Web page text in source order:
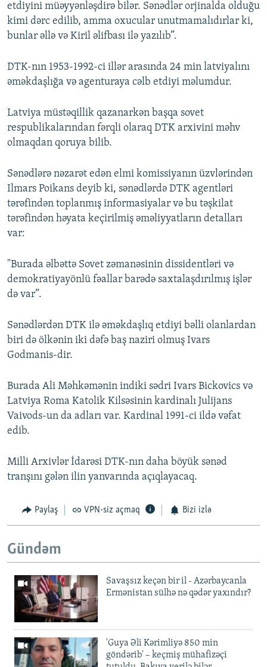
etdiyini müəyyənləşdirə bilər. Sənədlər orjinalda olduğu
kimi dərc edilib, amma oxucular unutmamalıdırlar ki,
bunlar əllə və Kiril əlifbası ilə yazılıb”.
DTK-nın 1953-1992-ci illər arasında 24 min latviyalını
əməkdaşlığa və agenturaya cəlb etdiyi məlumdur.
Latviya müstəqillik qazanarkən başqa sovet
respublikalarından fərqli olaraq DTK arxivini məhv
olmaqdan qoruya bilib.
Sənədlərə nəzarət edən elmi komissiyanın üzvlərindən
Ilmars Poikans deyib ki, sənədlərdə DTK agentləri
tərəfindən toplanmış informasiyalar və bu təşkilat
tərəfindən həyata keçirilmiş əməliyyatların detalları
var:
"Burada əlbəttə Sovet zəmanəsinin dissidentləri və
demokratiyayönlü fəallar barədə saxtalaşdırılmış işlər
də var”.
Sənədlərdən DTK ilə əməkdaşlıq etdiyi bəlli olanlardan
biri də ölkənin iki dəfə baş naziri olmuş Ivars
Godmanis-dir.
Burada Ali Məhkəmənin indiki sədri Ivars Bickovics və
Latviya Roma Katolik Kilsəsinin kardinalı Julijans
Vaivods-un da adları var. Kardinal 1991-ci ildə vəfat
edib.
Milli Arxivlər İdarəsi DTK-nın daha böyük sənəd
tranşını gələn ilin yanvarında açıqlayacaq.
Paylaş VPN-siz açmaq Bizi izlə
Gündəm
Savaşsız keçən bir il - Azərbaycanla
Ermənistan sülhə nə qədər yaxındır?
'Guya Əli Kərimliyə 850 min
göndərib' – keçmiş mühafizəçi